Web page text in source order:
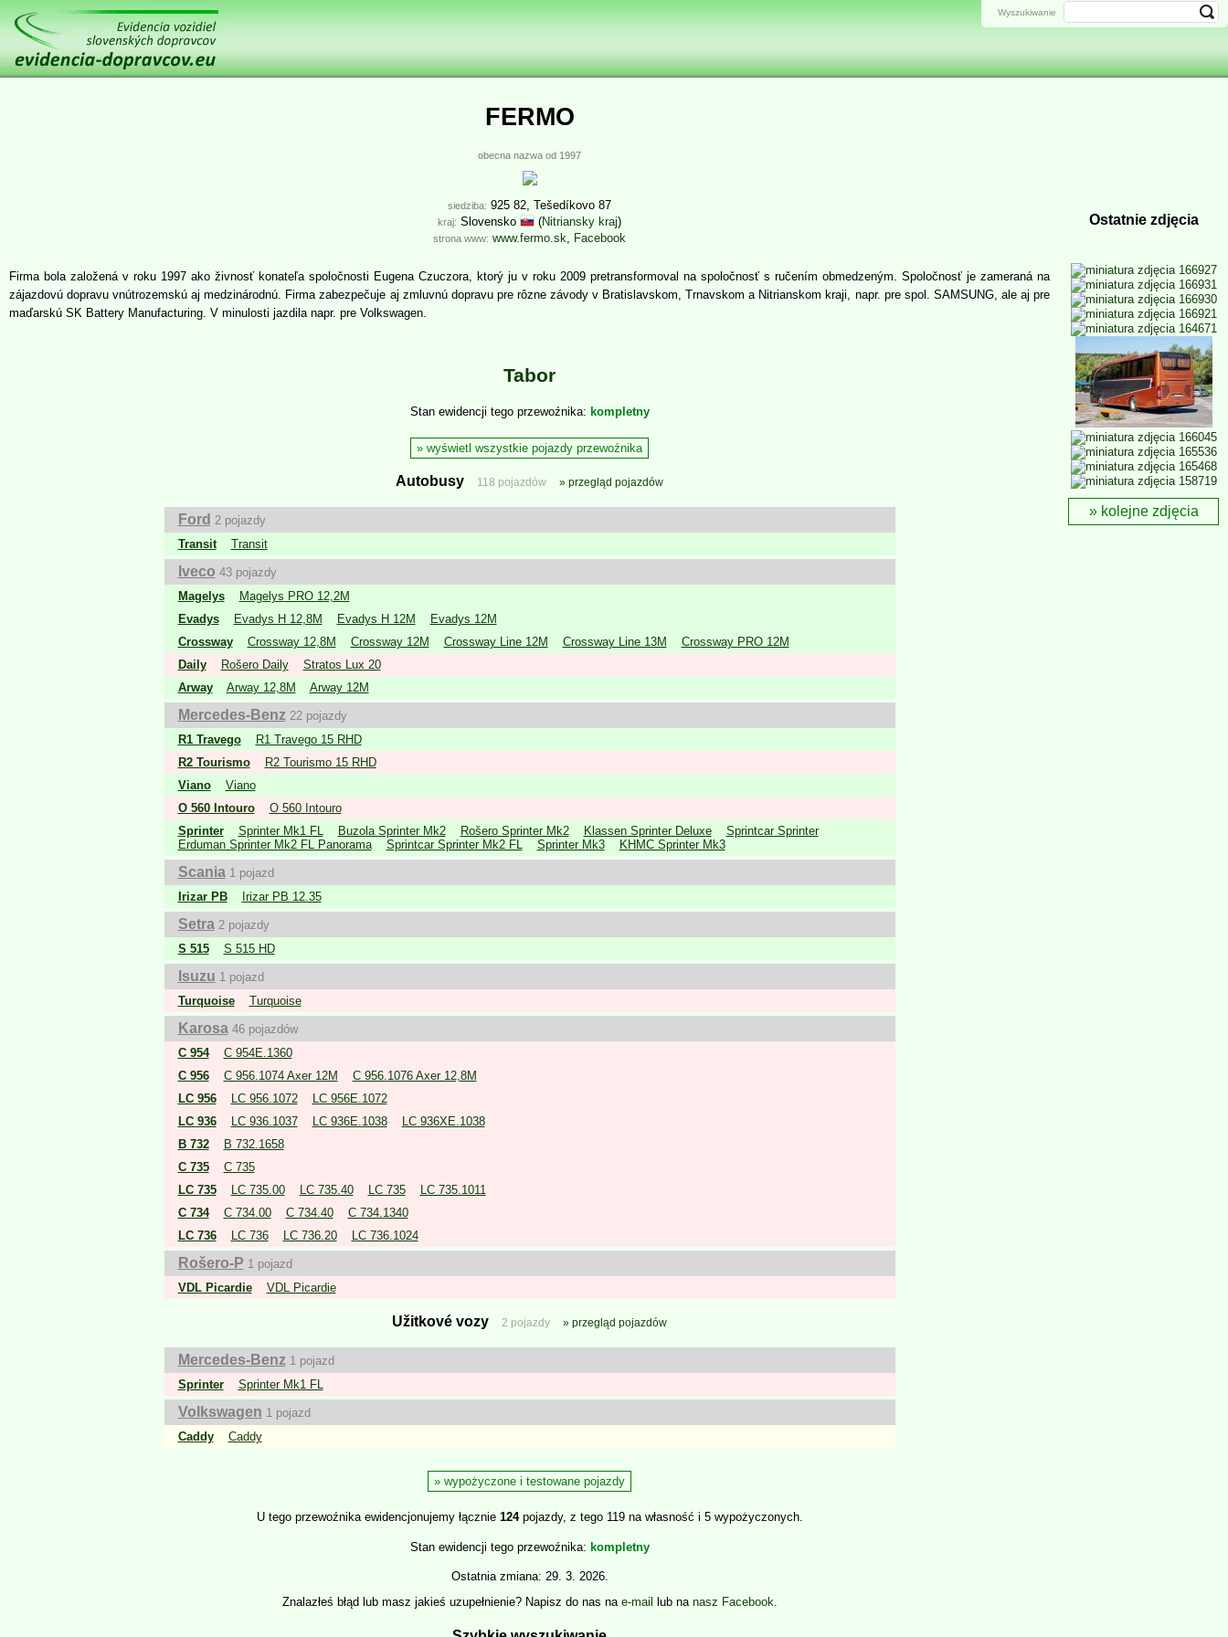
FERMO
obecna nazwa od 1997
siedziba: 925 82, Tešedíkovo 87
kraj: Slovensko (Nitriansky kraj)
strona www: www.fermo.sk Facebook
Firma bola založená v roku 1997 ako živnosť konateľa spoločnosti Eugena Czuczora, ktorý ju v roku 2009 pretransformoval na spoločnosť s ručením obmedzeným. Spoločnosť je zameraná na
zájazdovú dopravu vnútrozemskú aj medzinárodnú. Firma zabezpečuje aj zmluvnú dopravu pre rôzne závody v Bratislavskom, Trnavskom a Nitrianskom kraji, napr. pre spol. SAMSUNG, ale aj pre
maďarskú SK Battery Manufacturing. V minulosti jazdila napr. pre Volkswagen.
Tabor
Stan ewidencji tego przewoźnika kompletny
wyświetl wszystkie pojazdy przewoźnika
Autobusy 118 pojazdów przegląd pojazdów
Ford 2 pojazdy
Transit
Transit
Iveco 43 pojazdy
Magelys
Magelys PRO 12,2M
Evadys
Evadys H 12,8M Evadys H 12M
Evadys 12M
Crossway
Crossway 12,8M Crossway 12M Crossway Line 12M Crossway Line 13M
Crossway PRO 12M
Daily
Rošero Daily
Stratos Lux 20
Arway
Arway 12,8M Arway 12M
Mercedes-Benz 22 pojazdy
R1 Travego
R1 Travego 15 RHD
R2 Tourismo
R2 Tourismo 15 RHD
Viano
Viano
O 560 Intouro
O 560 Intouro
Sprinter
Sprinter Mk1 FL Buzola Sprinter Mk2 Rošero Sprinter Mk2 Klassen Sprinter Deluxe
Sprintcar Sprinter
Erduman Sprinter Mk2 FL Panorama
Sprintcar Sprinter Mk2 FL Sprinter Mk3 KHMC Sprinter Mk3
Scania 1 pojazd
Irizar PB
Irizar PB 12.35
Setra 2 pojazdy
S 515
S 515 HD
Isuzu 1 pojazd
Turquoise
Turquoise
Karosa 46 pojazdów
C 954
C 954E.1360
C 956
C 956.1074 Axer 12M
C 956.1076 Axer 12,8M
LC 956
LC 956.1072
LC 956E.1072
LC 936
LC 936.1037 LC 936E.1038
LC 936XE.1038
B 732
B 732.1658
C 735
C 735
LC 735
LC 735.00 LC 735.40 LC 735
LC 735.1011
C 734
C 734.00 C 734.40
C 734.1340
LC 736
LC 736 LC 736.20 LC 736.1024
Rošero-P 1 pojazd
VDL Picardie
VDL Picardie
Užitkové vozy 2 pojazdy przegląd pojazdów
Mercedes-Benz 1 pojazd
Sprinter
Sprinter Mk1 FL
Volkswagen 1 pojazd
Caddy
Caddy
wypożyczone i testowane pojazdy
U tego przewoźnika ewidencjonujemy łącznie 124pojazdy, z tego 119 na własność i 5 wypożyczonych.
Stan ewidencji tego przewoźnika kompletny
Ostatnia zmiana: 29. 3. 2026.
Znalazłeś błąd lub masz jakieś uzupełnienie? Napisz do nas na e-mail lub na nasz Facebook
Ostatnie zdjęcia
kolejne zdjęcia
Wyszukiwanie